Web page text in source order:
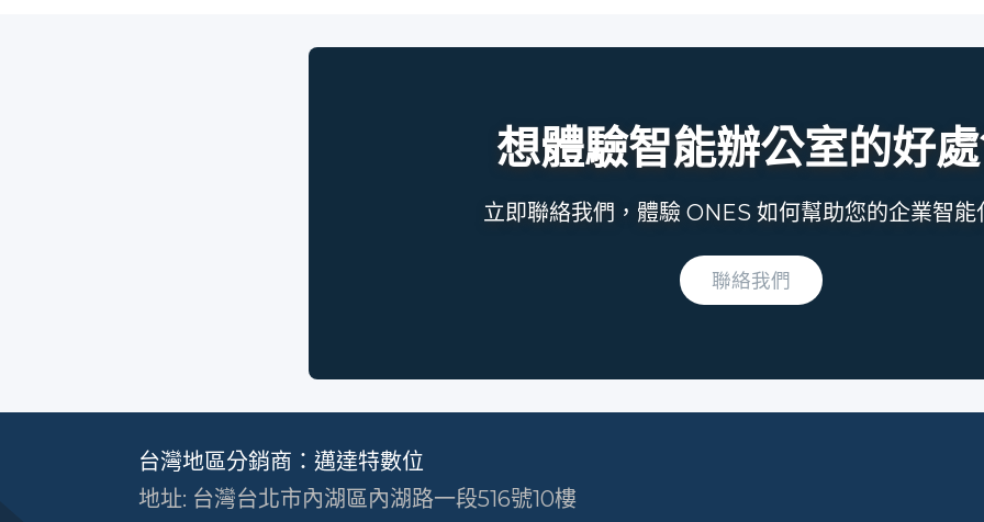
想體驗智能辦公室的好
立即聯絡我們，體驗 ONES 如何幫助您的企業智能
聯絡我們
台灣地區分銷商：邁達特數位
地址: 台灣台北市內湖區內湖路一段516號10樓